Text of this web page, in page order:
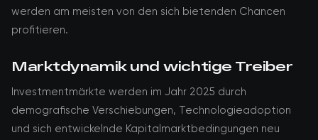
werden am meisten von den sich bietenden Chancen
profitieren.
Marktdynamik und wichtige Treiber
Investmentmärkte werden im Jahr 2025 durch
demografische Verschiebungen, Technologieadoption
und sich entwickelnde Kapitalmarktbedingungen neu